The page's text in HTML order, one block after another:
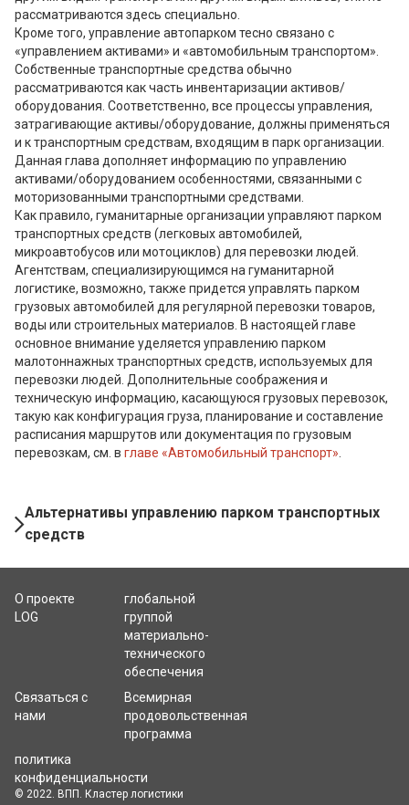
рассматриваются здесь специально.
Кроме того, управление автопарком тесно связано с
«управлением активами» и «автомобильным транспортом».
Собственные транспортные средства обычно
рассматриваются как часть инвентаризации активов/
оборудования. Соответственно, все процессы управления,
затрагивающие активы/оборудование, должны применяться
и к транспортным средствам, входящим в парк организации.
Данная глава дополняет информацию по управлению
активами/оборудованием особенностями, связанными с
моторизованными транспортными средствами.
Как правило, гуманитарные организации управляют парком
транспортных средств (легковых автомобилей,
микроавтобусов или мотоциклов) для перевозки людей.
Агентствам, специализирующимся на гуманитарной
логистике, возможно, также придется управлять парком
грузовых автомобилей для регулярной перевозки товаров,
воды или строительных материалов. В настоящей главе
основное внимание уделяется управлению парком
малотоннажных транспортных средств, используемых для
перевозки людей. Дополнительные соображения и
техническую информацию, касающуюся грузовых перевозок,
такую как конфигурация груза, планирование и составление
расписания маршрутов или документация по грузовым
перевозкам, см. в главе «Автомобильный транспорт»
Book
Navigation
Альтернативы управлению парком транспортных
средств
О проекте
LOG
глобальной
группой
материально-
технического
обеспечения
Связаться с
нами
Всемирная
продовольственная
программа
политика
конфиденциальности
© 2022. ВПП. Кластер логистики